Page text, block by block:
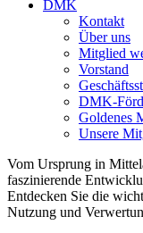
DMK
Kontakt
Über uns
Mitglied
Vorstand
DMK-
Goldenes
Unsere
Vom Ursprung in
faszinierende
Entdecken Sie die
Nutzung und